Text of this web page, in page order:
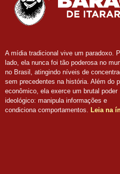
A mídia tradicional vive um paradoxo.
lado, ela nunca foi tão poderosa no
no Brasil, atingindo níveis de
sem precedentes na história. Além do
econômico, ela exerce um brutal poder
ideológico: manipula informações e
condiciona comportamentos.
Leia na